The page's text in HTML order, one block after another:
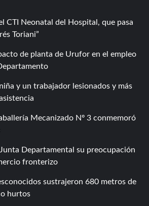
CTI Neonatal del Hospital, que pasa
Toriani”
de planta de Urufor en el empleo
y un trabajador lesionados y más
Mecanizado Nº 3 conmemoró
Departamental su preocupación
fronterizo
sustrajeron 680 metros de
hurtos